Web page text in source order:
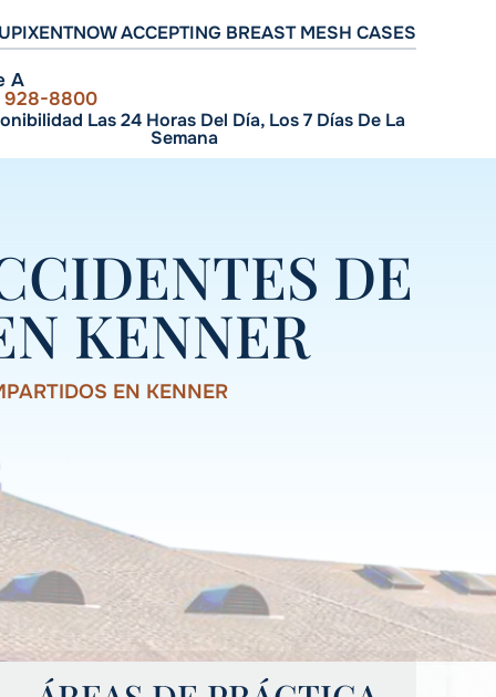
NOW ACCEPTING BREAST MESH CASES
A
928-8800
Las 24 Horas Del Día, Los 7 Días De La
Semana
DE
KENNER
EN KENNER